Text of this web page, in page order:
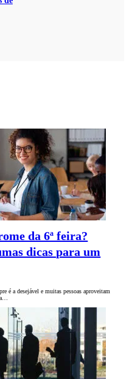
da 6ª feira?
dicas para um
é a desejável e muitas pessoas aproveitam